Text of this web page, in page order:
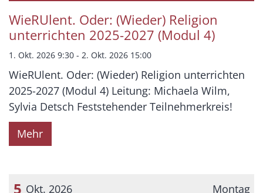
Datum: 1. Oktober 2026
WieRUlent. Oder: (Wieder) Religion
unterrichten 2025-2027 (Modul 4)
1. Okt. 2026 9:30 - 2. Okt. 2026 15:00
WieRUlent. Oder: (Wieder) Religion unterrichten
2025-2027 (Modul 4) Leitung: Michaela Wilm,
Sylvia Detsch Feststehender Teilnehmerkreis!
Mehr
Montag
5 Okt. 2026